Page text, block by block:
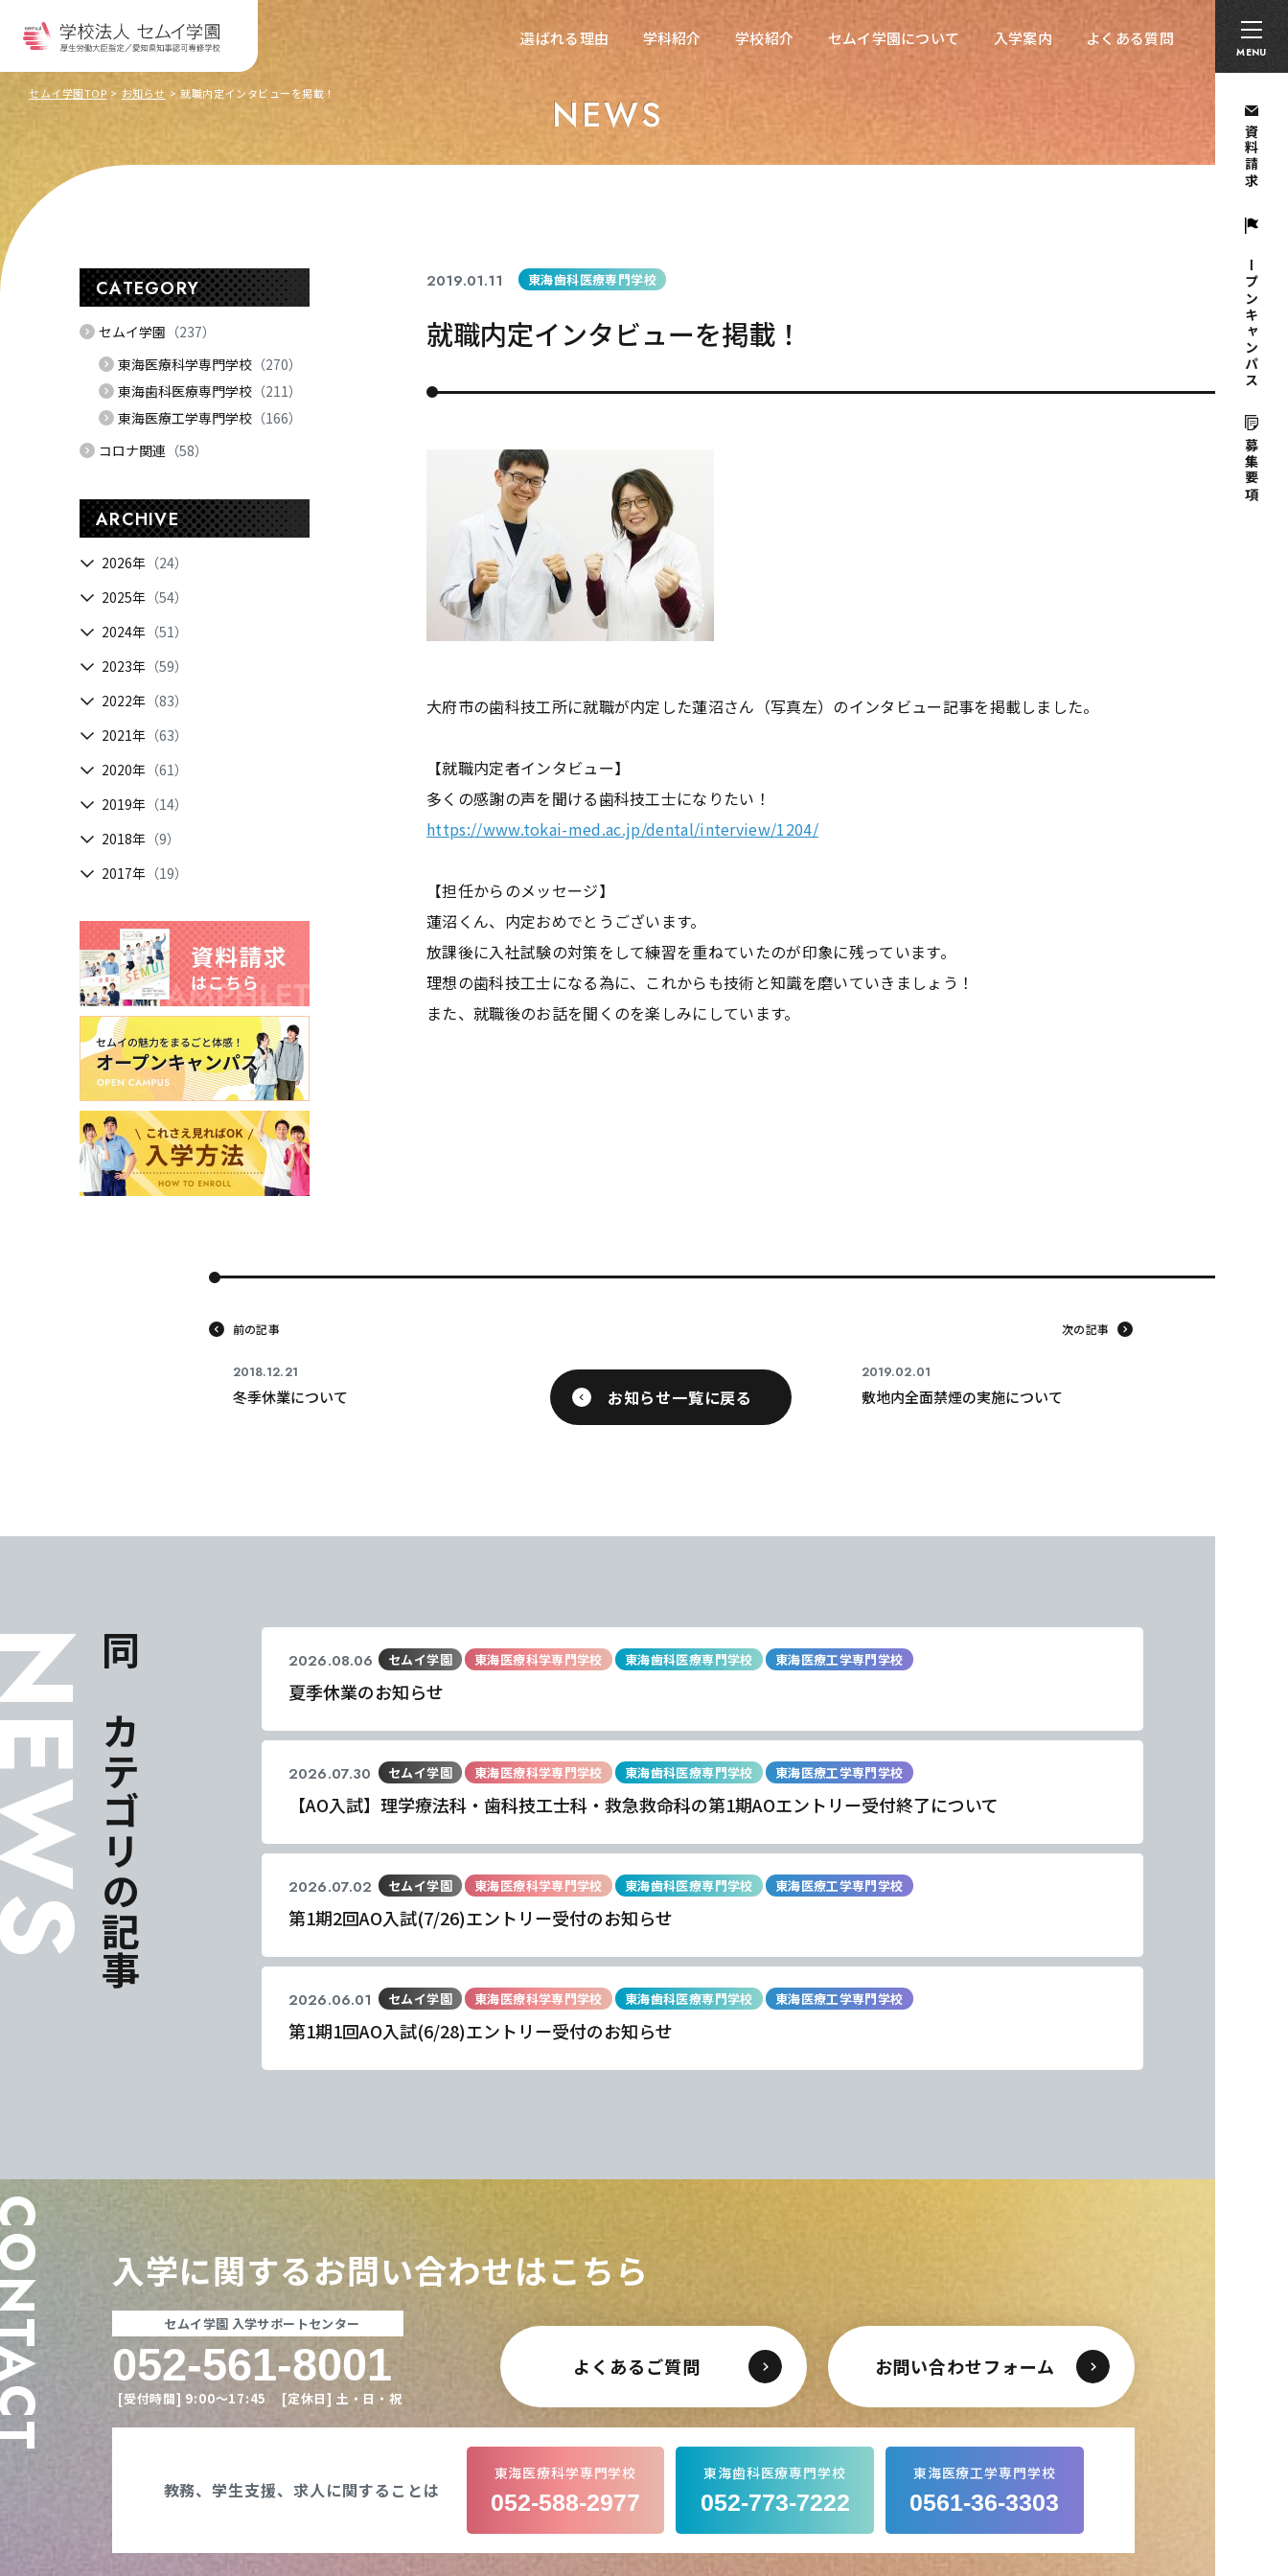
MENU
選ばれる理由 学科紹介 学校紹介
東海医療科学専門学校
東海歯科医療専門学校
セムイ学園について 入学案内 よくある質問
資料請求
オープンキャンパス
募集要項
在校生の方へ 採用担当者の方へ 留学生の方へ
選ばれる理由 学科紹介 学校紹介
東海医療科学専門学校
東海歯科医療専門学校
東海医療工学専門学校
セムイ学園について 入学案内 よくある質問
セムイ学園TOP お知らせ 就職内定インタビューを掲載！ NEWS
2019.01.11 東海歯科医療専門学校
就職内定インタビューを掲載！
大府市の歯科技工所に就職が内定した蓮沼さん（写真左）のインタビュー記事を掲載しました。
【就職内定者インタビュー】
多くの感謝の声を聞ける歯科技工士になりたい！
https://www.tokai-med.ac.jp/dental/interview/1204/
【担任からのメッセージ】
蓮沼くん、内定おめでとうございます。
放課後に入社試験の対策をして練習を重ねていたのが印象に残っています。
理想の歯科技工士になる為に、これからも技術と知識を磨いていきましょう！
また、就職後のお話を聞くのを楽しみにしています。
CATEGORY
セムイ学園 （237）
東海医療科学専門学校 （270）
東海歯科医療専門学校 （211）
東海医療工学専門学校 （166）
コロナ関連 （58）
ARCHIVE
2026年 （24）
2025年 （54）
2024年 （51）
2023年 （59）
2022年 （83）
2021年 （63）
2020年 （61）
2019年 （14）
2018年 （9）
2017年 （19）
前の記事
2018.12.21
冬季休業について
次の記事
2019.02.01
敷地内全面禁煙の実施について
お知らせ一覧に戻る
同じカテゴリの記事 2026.08.06 セムイ学園 東海医療科学専門学校 東海歯科医療専門学校 東海医療工学専門学校
夏季休業のお知らせ
2026.07.30 セムイ学園 東海医療科学専門学校 東海歯科医療専門学校 東海医療工学専門学校
【AO入試】理学療法科・歯科技工士科・救急救命科の第1期AOエントリー受付終了について
2026.07.02 セムイ学園 東海医療科学専門学校 東海歯科医療専門学校 東海医療工学専門学校
第1期2回AO入試(7/26)エントリー受付のお知らせ
2026.06.01 セムイ学園 東海医療科学専門学校 東海歯科医療専門学校 東海医療工学専門学校
第1期1回AO入試(6/28)エントリー受付のお知らせ
入学に関するお問い合わせはこちら
セムイ学園 入学サポートセンター
052-561-8001
[受付時間] 9:00〜17:45 [定休日] 土・日・祝
よくあるご質問 お問い合わせフォーム
教務、学生支援、求人に関することは
東海医療科学専門学校
052-588-2977
東海歯科医療専門学校
052-773-7222
東海医療工学専門学校
0561-36-3303
東海医療科学 東海歯科医療
東海医療科学 東海歯科医療
東海医療科学 東海歯科医療
東海医療科学 東海歯科医療